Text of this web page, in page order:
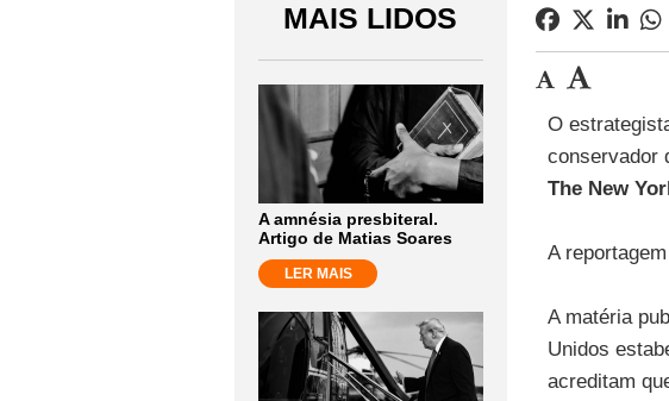
MAIS LIDOS
A amnésia presbiteral.
Artigo de Matias Soares
LER MAIS
O
conservador
The New
A
A matéria
Unidos
acreditam